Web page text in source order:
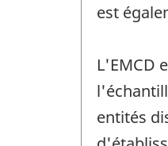
est
L'EMCD
entités